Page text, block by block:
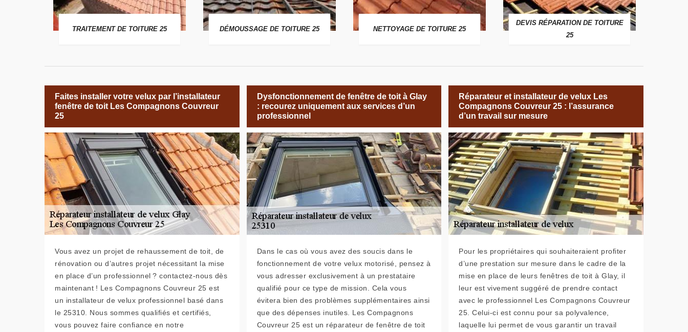
TRAITEMENT DE TOITURE 25 DÉMOUSSAGE DE TOITURE 25 NETTOYAGE DE TOITURE 25
DEVIS RÉPARATION DE TOITURE
25
Faites installer votre velux par l’installateur
fenêtre de toit Les Compagnons Couvreur
25
Vous avez un projet de rehaussement de toit, de
rénovation ou d’autres projet nécessitant la mise
en place d’un professionnel ? contactez-nous dès
maintenant ! Les Compagnons Couvreur 25 est
un installateur de velux professionnel basé dans
le 25310. Nous sommes qualifiés et certifiés,
vous pouvez faire confiance en notre
Dysfonctionnement de fenêtre de toit à Glay
: recourez uniquement aux services d’un
professionnel
Dans le cas où vous avez des soucis dans le
fonctionnement de votre velux motorisé, pensez à
vous adresser exclusivement à un prestataire
qualifié pour ce type de mission. Cela vous
évitera bien des problèmes supplémentaires ainsi
que des dépenses inutiles. Les Compagnons
Couvreur 25 est un réparateur de fenêtre de toit
Réparateur et installateur de velux Les
Compagnons Couvreur 25 : l’assurance
d’un travail sur mesure
Pour les propriétaires qui souhaiteraient profiter
d’une prestation sur mesure dans le cadre de la
mise en place de leurs fenêtres de toit à Glay, il
leur est vivement suggéré de prendre contact
avec le professionnel Les Compagnons Couvreur
25. Celui-ci est connu pour sa polyvalence,
laquelle lui permet de vous garantir un travail